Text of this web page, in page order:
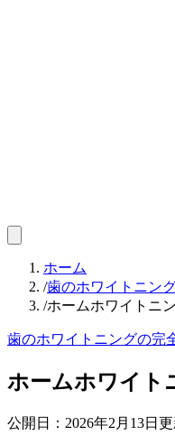
ホーム
/歯のホワイトニン
/ホームホワイトニ
歯のホワイトニングの完
ホームホワイト
公開日： 2026年2月13日 更